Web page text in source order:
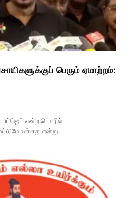
பெரும் ஏமாற்றம்:
என்ற பெயரில்
உள்ளது என்று